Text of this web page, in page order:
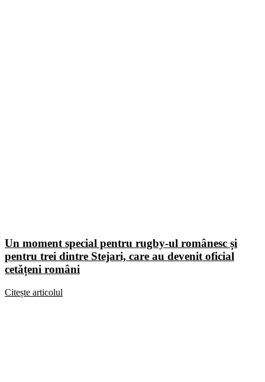
Un moment special pentru rugby-ul românesc și
pentru trei dintre Stejari, care au devenit oficial
cetățeni români
Citește articolul